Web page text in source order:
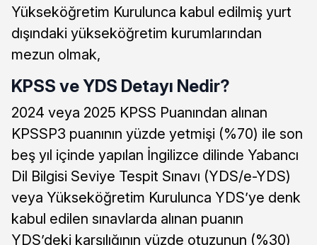
Yükseköğretim Kurulunca kabul edilmiş yurt
dışındaki yükseköğretim kurumlarından
mezun olmak,
KPSS ve YDS Detayı Nedir?
2024 veya 2025 KPSS Puanından alınan
KPSSP3 puanının yüzde yetmişi (%70) ile son
beş yıl içinde yapılan İngilizce dilinde Yabancı
Dil Bilgisi Seviye Tespit Sınavı (YDS/e-YDS)
veya Yükseköğretim Kurulunca YDS’ye denk
kabul edilen sınavlarda alınan puanın
YDS’deki karşılığının yüzde otuzunun (%30)